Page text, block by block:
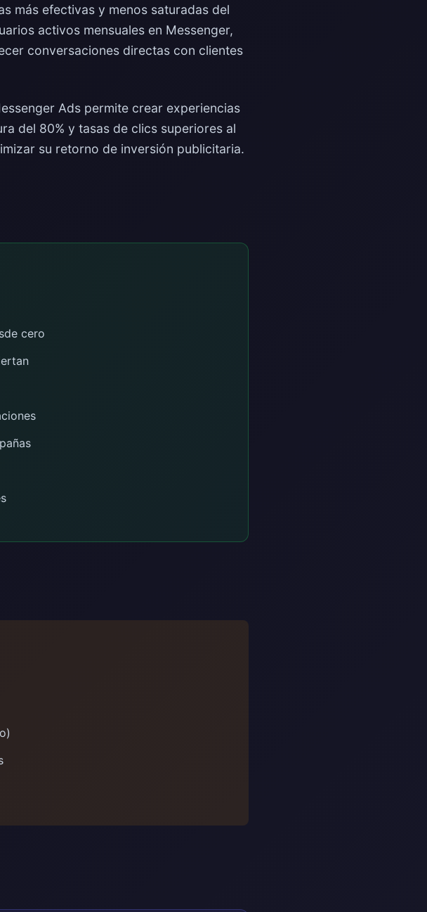
más efectivas y menos saturadas del
activos mensuales en Messenger,
conversaciones directas con clientes
Ads permite crear experiencias
del 80% y tasas de clics superiores al
su retorno de inversión publicitaria.
cero